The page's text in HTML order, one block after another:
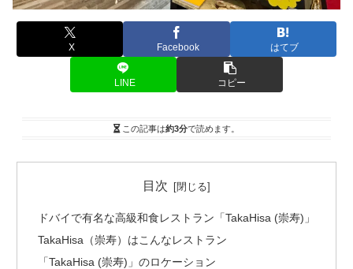
X Facebook はてブ
LINE コピー
この記事は約3分で読めます。
目次
ドバイで有名な高級和食レストラン「TakaHisa (崇寿)」
TakaHisa（崇寿）はこんなレストラン
「TakaHisa (崇寿)」のロケーション